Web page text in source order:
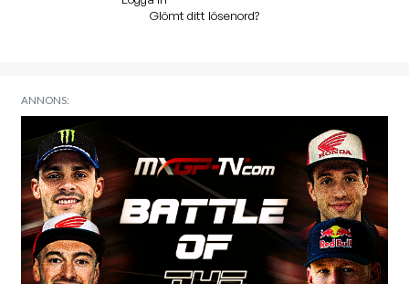
Glömt ditt lösenord?
ANNONS: